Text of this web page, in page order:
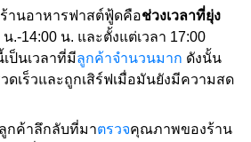
านอาหารฟาสต์ฟู้ดคือช่วงเวลาที่ยุ่ง
น.-14:00 น. และตั้งแต่เวลา 17:00
ป็นเวลาที่มีลูกค้าจำนวนมาก ดังนั้น
ดเร็วและถูกเสิร์ฟเมื่อมันยังมีความสด
กค้าลึกลับที่มาตรวจคุณภาพของร้าน